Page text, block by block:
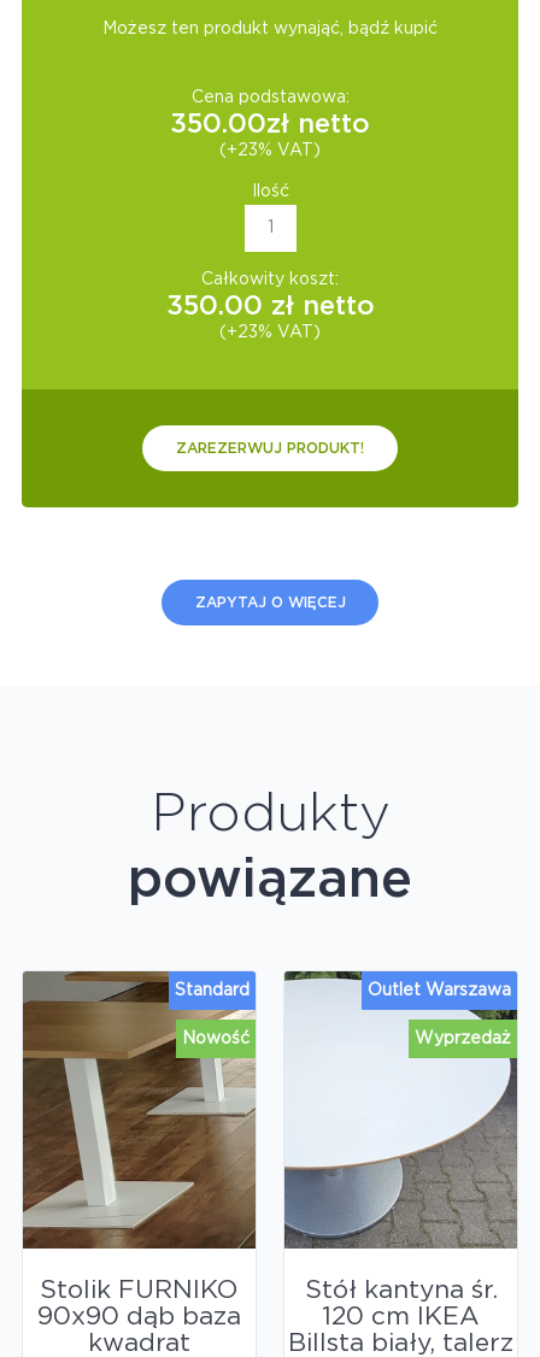
Możesz ten produkt wynająć, bądź kupić
Cena podstawowa:
350.00zł netto
(+23% VAT)
Ilość
Całkowity koszt:
350.00 zł netto
(+23% VAT)
ZAREZERWUJ PRODUKT!
ZAPYTAJ O WIĘCEJ
Produkty
powiązane
Nowość
Standard
Stolik FURNIKO
90x90 dąb baza
kwadrat
Wyprzedaż
Outlet Warszawa
Stół kantyna śr.
120 cm IKEA
Billsta biały, talerz